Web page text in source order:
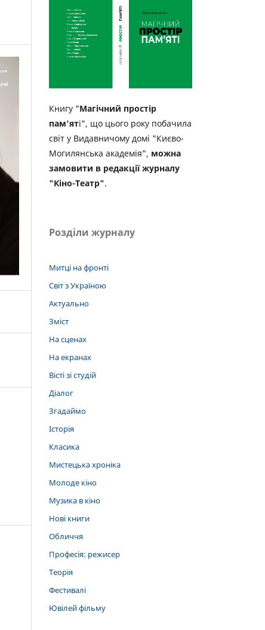
Книгу "Магічний простір
пам'яті", що цього року побачила
світ у Видавничому домі "Києво-
Могилянська академія", можна
замовити в редакції журналу
"Кіно-Театр".
Розділи журналу
Митці на фронті
Світ з Україною
Актуально
Зміст
На сценах
На екранах
Вісті зі студій
Діалог
Згадаймо
Історія
Класика
Мистецька хроніка
Молоде кіно
Музика в кіно
Нові книги
Обличчя
Професія: режисер
Теорія
Фестивалі
Ювілей фільму